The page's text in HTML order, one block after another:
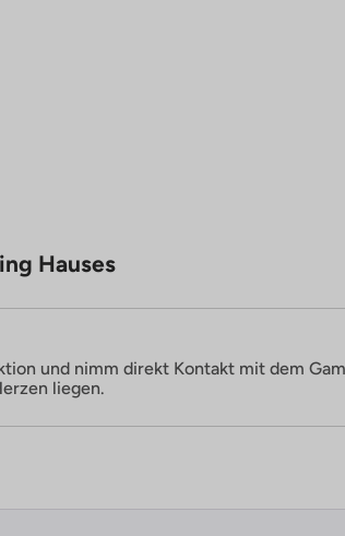
Hauses
und nimm direkt Kontakt mit dem
liegen.